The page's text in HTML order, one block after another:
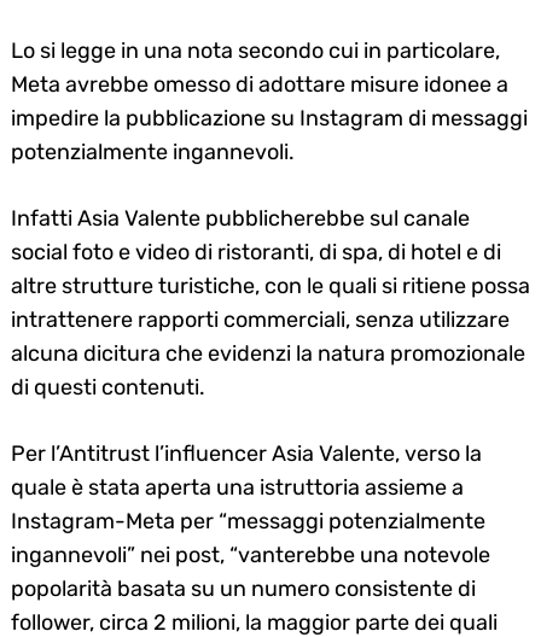
Lo si legge in una nota secondo cui in particolare,
Meta avrebbe omesso di adottare misure idonee a
impedire la pubblicazione su Instagram di messaggi
potenzialmente ingannevoli.
Infatti Asia Valente pubblicherebbe sul canale
social foto e video di ristoranti, di spa, di hotel e di
altre strutture turistiche, con le quali si ritiene possa
intrattenere rapporti commerciali, senza utilizzare
alcuna dicitura che evidenzi la natura promozionale
di questi contenuti.
Per l’Antitrust l’influencer Asia Valente, verso la
quale è stata aperta una istruttoria assieme a
Instagram-Meta per “messaggi potenzialmente
ingannevoli” nei post, “vanterebbe una notevole
popolarità basata su un numero consistente di
follower, circa 2 milioni, la maggior parte dei quali